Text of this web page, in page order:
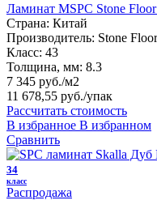
Ламинат MSPC Stone
Страна: Китай
Производитель: Stone Floor
Класс: 43
Толщина, мм: 8.3
7 345 руб./м2
11 678,55 руб./упак
Рассчитать стоимость
В избранное В избранном
Сравнить
34
класс
Распродажа